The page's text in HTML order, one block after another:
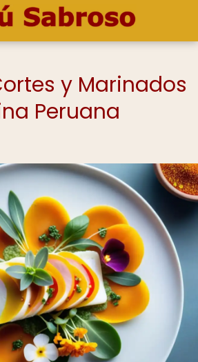
y Marinados
Peruana